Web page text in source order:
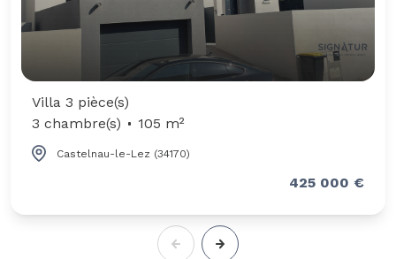
Villa 3 pièce(s)
3 chambre(s)
105 m²
Castelnau-le-Lez (34170)
425 000 €